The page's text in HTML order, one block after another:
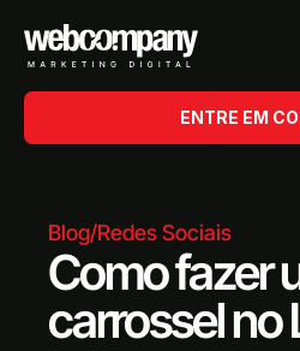
ENTRE EM
Blog/Redes Sociais
Como fazer
carrossel no